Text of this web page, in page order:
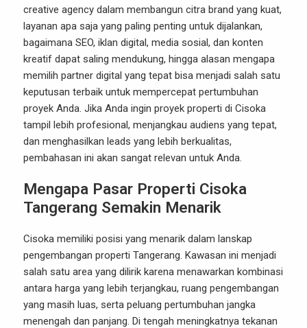
creative agency dalam membangun citra brand yang kuat,
layanan apa saja yang paling penting untuk dijalankan,
bagaimana SEO, iklan digital, media sosial, dan konten
kreatif dapat saling mendukung, hingga alasan mengapa
memilih partner digital yang tepat bisa menjadi salah satu
keputusan terbaik untuk mempercepat pertumbuhan
proyek Anda. Jika Anda ingin proyek properti di Cisoka
tampil lebih profesional, menjangkau audiens yang tepat,
dan menghasilkan leads yang lebih berkualitas,
pembahasan ini akan sangat relevan untuk Anda.
Mengapa Pasar Properti Cisoka
Tangerang Semakin Menarik
Cisoka memiliki posisi yang menarik dalam lanskap
pengembangan properti Tangerang. Kawasan ini menjadi
salah satu area yang dilirik karena menawarkan kombinasi
antara harga yang lebih terjangkau, ruang pengembangan
yang masih luas, serta peluang pertumbuhan jangka
menengah dan panjang. Di tengah meningkatnya tekanan